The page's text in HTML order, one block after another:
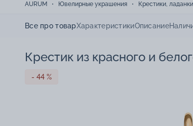
AURUM Ювелирные украшения Крестики, ладанки
Все про товарХарактеристикиОписание
Крестик из красного и
- 44 %